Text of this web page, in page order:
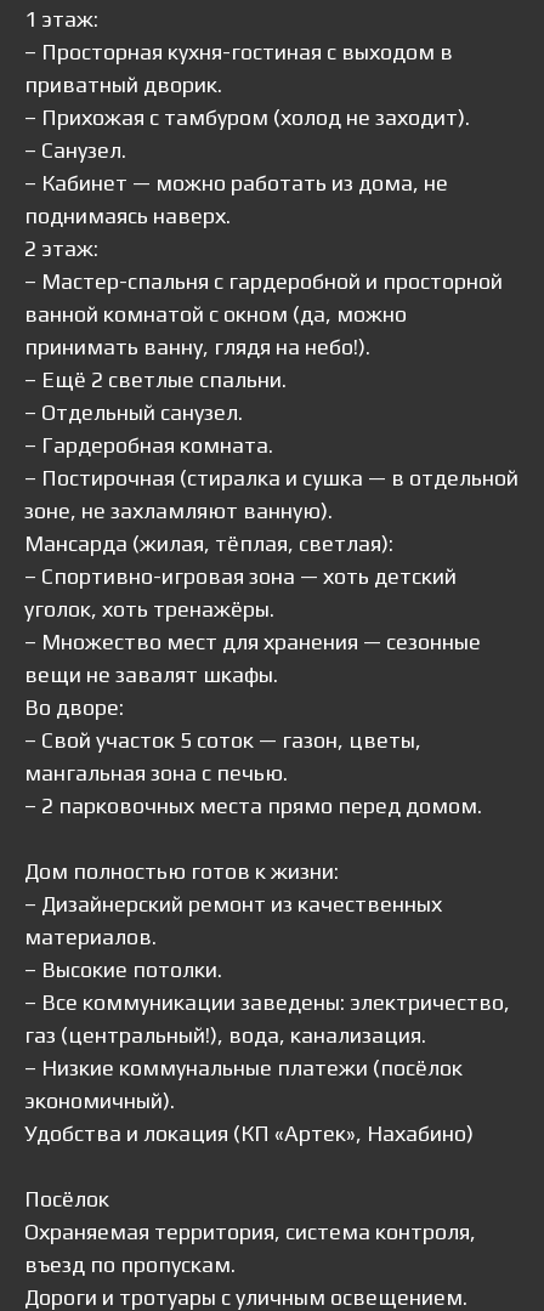
1 этаж:
– Просторная кухня-гостиная с выходом в
приватный дворик.
– Прихожая с тамбуром (холод не заходит).
– Санузел.
– Кабинет — можно работать из дома, не
поднимаясь наверх.
2 этаж:
– Мастер-спальня с гардеробной и просторной
ванной комнатой с окном (да, можно
принимать ванну, глядя на небо!).
– Ещё 2 светлые спальни.
– Отдельный санузел.
– Гардеробная комната.
– Постирочная (стиралка и сушка — в отдельной
зоне, не захламляют ванную).
Мансарда (жилая, тёплая, светлая):
– Спортивно-игровая зона — хоть детский
уголок, хоть тренажёры.
– Множество мест для хранения — сезонные
вещи не завалят шкафы.
Во дворе:
– Свой участок 5 соток — газон, цветы,
мангальная зона с печью.
– 2 парковочных места прямо перед домом.
Дом полностью готов к жизни:
– Дизайнерский ремонт из качественных
материалов.
– Высокие потолки.
– Все коммуникации заведены: электричество,
газ (центральный!), вода, канализация.
– Низкие коммунальные платежи (посёлок
экономичный).
Удобства и локация (КП «Артек», Нахабино)
Посёлок
Охраняемая территория, система контроля,
въезд по пропускам.
Дороги и тротуары с уличным освещением.